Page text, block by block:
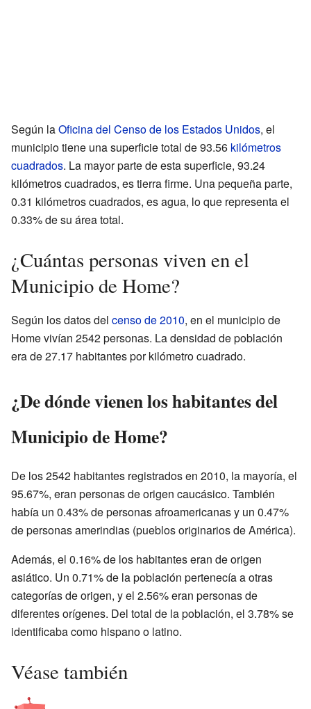
Según laOficina del Censo de los Estados Unidos, el
municipio tiene una superficie total de 93.56 kilómetros
cuadrados. La mayor parte de esta superficie, 93.24
kilómetros cuadrados, es tierra firme. Una pequeña parte,
0.31 kilómetros cuadrados, es agua, lo que representa el
0.33% de su área total.
¿Cuántas personas viven en el
Municipio de Home?
Según los datos del censo de 2010, en el municipio de
Home vivían 2542 personas. La densidad de población
era de 27.17 habitantes por kilómetro cuadrado.
¿De dónde vienen los habitantes del
Municipio de Home?
De los 2542 habitantes registrados en 2010, la mayoría, el
95.67%, eran personas de origen caucásico. También
había un 0.43% de personas afroamericanas y un 0.47%
de personas amerindias (pueblos originarios de América).
Además, el 0.16% de los habitantes eran de origen
asiático. Un 0.71% de la población pertenecía a otras
categorías de origen, y el 2.56% eran personas de
diferentes orígenes. Del total de la población, el 3.78% se
identificaba como hispano o latino.
Véase también